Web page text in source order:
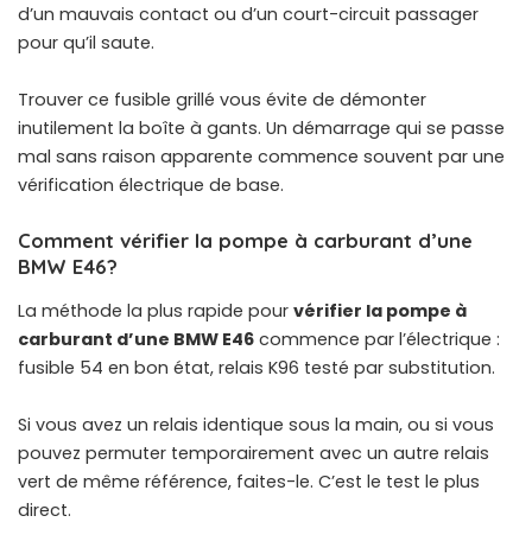
d’un mauvais contact ou d’un court-circuit passager
pour qu’il saute.
Trouver ce fusible grillé vous évite de démonter
inutilement la boîte à gants. Un démarrage qui se passe
mal sans raison apparente commence souvent par une
vérification électrique de base.
Comment vérifier la pompe à carburant d’une
BMW E46?
La méthode la plus rapide pour vérifier la pompe à
carburant d’une BMW E46 commence par l’électrique :
fusible 54 en bon état, relais K96 testé par substitution.
Si vous avez un relais identique sous la main, ou si vous
pouvez permuter temporairement avec un autre relais
vert de même référence, faites-le. C’est le test le plus
direct.